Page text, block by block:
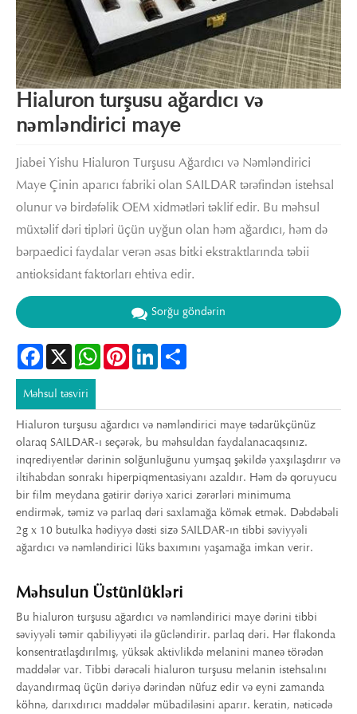
Hialuron turşusu ağardıcı və
nəmləndirici maye
Jiabei Yishu Hialuron Turşusu Ağardıcı və Nəmləndirici
Maye Çinin aparıcı fabriki olan SAILDAR tərəfindən istehsal
olunur və birdəfəlik OEM xidmətləri təklif edir. Bu məhsul
müxtəlif dəri tipləri üçün uyğun olan həm ağardıcı, həm də
bərpaedici faydalar verən əsas bitki ekstraktlarında təbii
antioksidant faktorları ehtiva edir.
Sorğu göndərin
Facebook
X WhatsAppPinterestLinkedIn
Məhsul təsviri
Hialuron turşusu ağardıcı və nəmləndirici maye tədarükçünüz
olaraq SAILDAR-ı seçərək, bu məhsuldan faydalanacaqsınız.
inqrediyentlər dərinin solğunluğunu yumşaq şəkildə yaxşılaşdırır və
iltihabdan sonrakı hiperpiqmentasiyanı azaldır. Həm də qoruyucu
bir film meydana gətirir dəriyə xarici zərərləri minimuma
endirmək, təmiz və parlaq dəri saxlamağa kömək etmək. Dəbdəbəli
2g x 10 butulka hədiyyə dəsti sizə SAILDAR-ın tibbi səviyyəli
ağardıcı və nəmləndirici lüks baxımını yaşamağa imkan verir.
Məhsulun Üstünlükləri
Bu hialuron turşusu ağardıcı və nəmləndirici maye dərini tibbi
səviyyəli təmir qabiliyyəti ilə gücləndirir. parlaq dəri. Hər flakonda
konsentratlaşdırılmış, yüksək aktivlikdə melanini maneə törədən
maddələr var. Tibbi dərəcəli hialuron turşusu melanin istehsalını
dayandırmaq üçün dəriyə dərindən nüfuz edir və eyni zamanda
köhnə, darıxdırıcı maddələr mübadiləsini aparır. keratin, nəticədə